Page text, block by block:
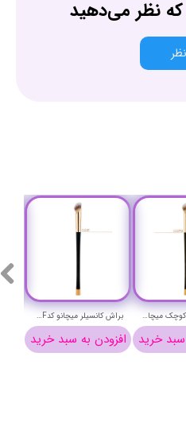
که نظر می‌دهید
براش کانسیلر میچانو کدCG7F
افزودن به سبد خرید
براش کانسیلر کوچک میچانو کدCG7F2
خرید